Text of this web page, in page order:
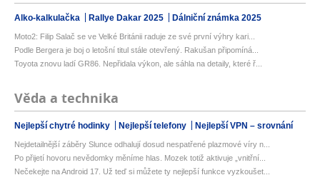
Alko-kalkulačka Rallye Dakar 2025 Dálniční známka 2025
Moto2: Filip Salač se ve Velké Británii raduje ze své první výhry kari...
Podle Bergera je boj o letošní titul stále otevřený. Rakušan připomíná...
Toyota znovu ladí GR86. Nepřidala výkon, ale sáhla na detaily, které ř...
Věda a technika
Nejlepší chytré hodinky Nejlepší telefony Nejlepší VPN – srovnání
Nejdetailnější záběry Slunce odhalují dosud nespatřené plazmové víry n...
Po přijetí hovoru nevědomky měníme hlas. Mozek totiž aktivuje „vnitřní...
Nečekejte na Android 17. Už teď si můžete ty nejlepší funkce vyzkoušet...